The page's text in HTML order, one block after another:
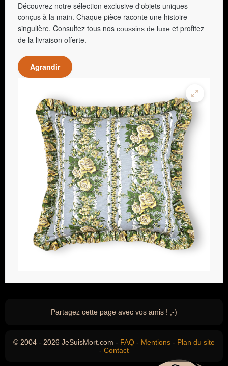
Découvrez notre sélection exclusive d'objets uniques
conçus à la main. Chaque pièce raconte une histoire
singulière. Consultez tous nos coussins de luxe et profitez
de la livraison offerte.
Agrandir
Partagez cette page avec vos amis ! ;-)
© 2004 - 2026 JeSuisMort.com - FAQ - Mentions - Plan du site
- Contact